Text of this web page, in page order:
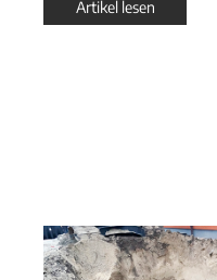
Artikel lesen